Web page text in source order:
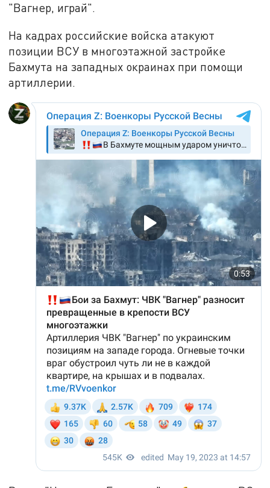
"Вагнер, играй".
На кадрах российские войска атакуют
позиции ВСУ в многоэтажной застройке
Бахмута на западных окраинах при помощи
артиллерии.